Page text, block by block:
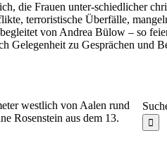
Frauen unter-schiedlicher
terroristische Überfälle,
von Andrea Bülow – so
Gelegenheit zu Gesprächen und
westlich von Aalen rund
Rosenstein aus dem 13.